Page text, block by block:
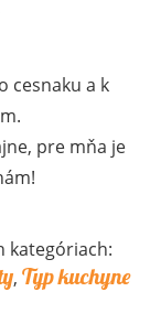
cesnaku a k
pre mňa je
kategóriach:
, Typ kuchyne